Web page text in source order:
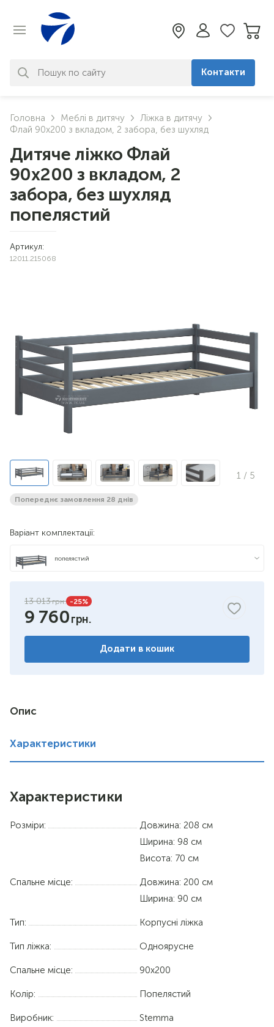
знайдено. Уточніть свій запит
Контакти
Головна Меблі в дитячу
Ліжка в дитячу
Флай 90х200 з вкладом, 2 забора, без шухляд
Дитяче ліжко Флай
90х200 з вкладом, 2
забора, без шухляд
попелястий
Артикул:
12011.215068
1 / 5
Попереднє замовлення 28 днів
Варіант комплектації:
попелястий
13 013 -25%
9 760
Додати в кошик
Опис
Характеристики
Характеристики
Розміри:
Довжина: 208 см
Ширина: 98 см
Висота: 70 см
Спальне місце: Довжина: 200 см
Ширина: 90 см
Тип: Корпусні ліжка
Тип ліжка: Одноярусне
Спальне місце: 90х200
Колір: Попелястий
Виробник: Stemma